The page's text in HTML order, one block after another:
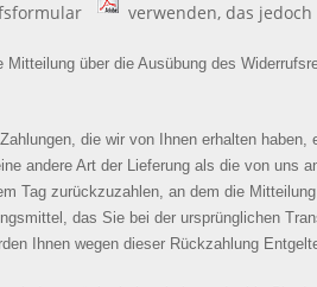
verwenden, das
über die Ausübung des
die wir von Ihnen erhalten
andere Art der Lieferung als die von uns
Tag zurückzuzahlen, an dem die
das Sie bei der ursprünglichen
Ihnen wegen dieser Rückzahlung